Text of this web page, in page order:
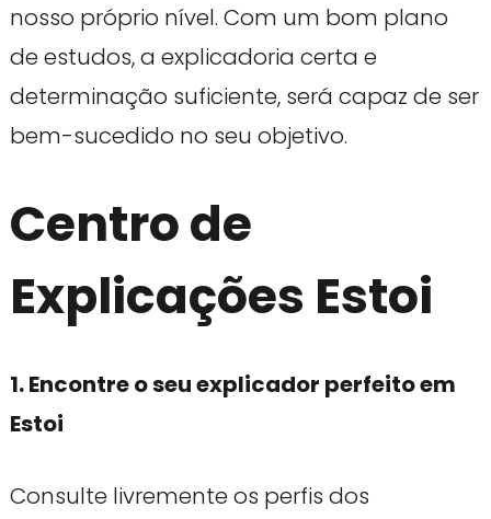
nosso próprio nível. Com um bom plano
de estudos, a explicadoria certa e
determinação suficiente, será capaz de ser
bem-sucedido no seu objetivo.
Centro de
Explicações Estoi
1. Encontre o seu explicador perfeito em
Estoi
Consulte livremente os perfis dos